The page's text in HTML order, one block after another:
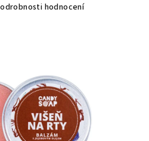
hodnocení